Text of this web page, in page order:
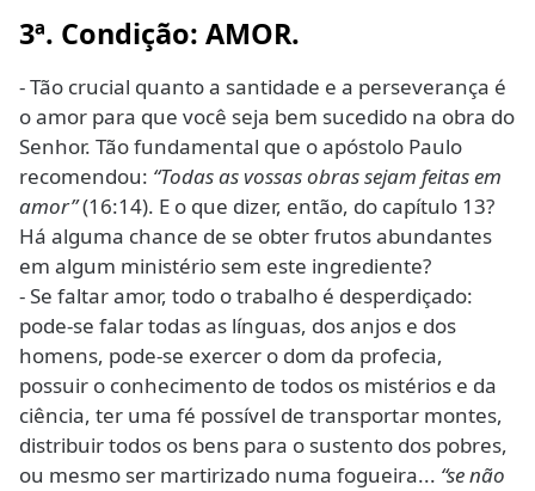
3ª. Condição: AMOR.
- Tão crucial quanto a santidade e a perseverança é
o amor para que você seja bem sucedido na obra do
Senhor. Tão fundamental que o apóstolo Paulo
recomendou: “Todas as vossas obras sejam feitas em
amor”(16:14). E o que dizer, então, do capítulo 13?
Há alguma chance de se obter frutos abundantes
em algum ministério sem este ingrediente?
- Se faltar amor, todo o trabalho é desperdiçado:
pode-se falar todas as línguas, dos anjos e dos
homens, pode-se exercer o dom da profecia,
possuir o conhecimento de todos os mistérios e da
ciência, ter uma fé possível de transportar montes,
distribuir todos os bens para o sustento dos pobres,
ou mesmo ser martirizado numa fogueira... “se não